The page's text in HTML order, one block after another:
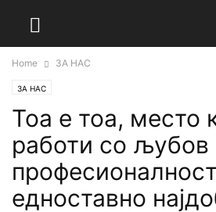
Home ЗА НАС
ЗА НАС
Тоа е тоа, место
работи со љубов
едноставно